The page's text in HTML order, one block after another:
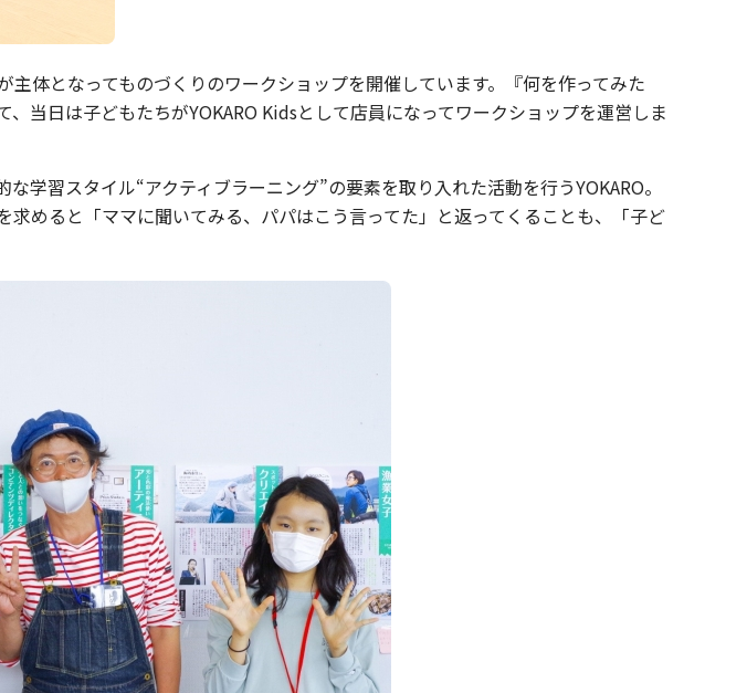
体となってものづくりのワークショップを開催しています。『何を作ってみた
当日は子どもたちがYOKARO Kidsとして店員になってワークショップを運営しま
習スタイル“アクティブラーニング”の要素を取り入れた活動を行うYOKARO。
めると「ママに聞いてみる、パパはこう言ってた」と返ってくることも、「子ど